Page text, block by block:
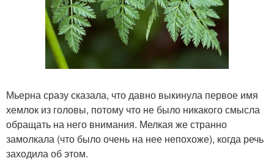
Мьерна сразу сказала, что давно выкинула первое имя
хемлок из головы, потому что не было никакого смысла
обращать на него внимания. Мелкая же странно
замолкала (что было очень на нее непохоже), когда речь
заходила об этом.